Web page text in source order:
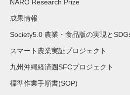
NARO Research Prize
成果情報
Society5.0 農業・食品版の実現と
スマート農業実証プロジェクト
九州沖縄経済圏SFCプロジェクト
標準作業手順書(SOP)